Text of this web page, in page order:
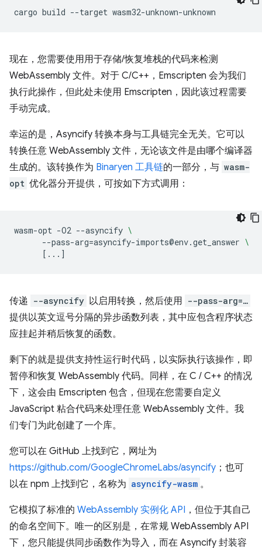
cargo build --target
现在，您需要使用用于存储/恢复堆栈的代码来检测
WebAssembly 文件。对于 C/C++，Emscripten 会为我们
执行此操作，但此处未使用 Emscripten，因此该过程需要
手动完成。
幸运的是，Asyncify 转换本身与工具链完全无关。它可以
转换任意 WebAssembly 文件，无论该文件是由哪个编译器
生成的。该转换作为 Binaryen 工具链的一部分，与 wasm-
opt 优化器分开提供，可按如下方式调用：
wasm-opt -O2 --asyncify \
--pass-arg=asyncify-imports@env.get_answer \
[ ... ]
传递 --asyncify 以启用转换，然后使用 --pass-arg=…
提供以英文逗号分隔的异步函数列表，其中应包含程序状态
应挂起并稍后恢复的函数。
剩下的就是提供支持性运行时代码，以实际执行该操作，即
暂停和恢复 WebAssembly 代码。同样，在 C / C++ 的情况
下，这会由 Emscripten 包含，但现在您需要自定义
JavaScript 粘合代码来处理任意 WebAssembly 文件。我
们专门为此创建了一个库。
您可以在 GitHub 上找到它，网址为
https://github.com/GoogleChromeLabs/asyncify ；也可
以在 npm 上找到它，名称为 asyncify-wasm 。
它模拟了标准的 WebAssembly 实例化 API ，但位于其自己
的命名空间下。唯一的区别是，在常规 WebAssembly API
下，您只能提供同步函数作为导入，而在 Asyncify 封装容